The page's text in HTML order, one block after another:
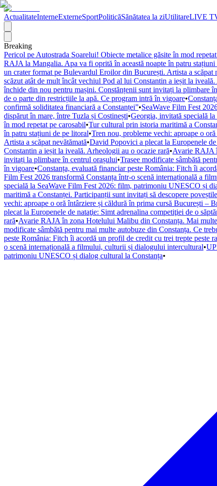
ActualitateInterneExterneSportPoliticăSănătatea la ziUtilitareLIVE
Breaking
Pericol pe Autostrada Soarelui! Obiecte metalice găsite în mod
RAJA la Mangalia. Apa va fi oprită în această noapte în patru stațiuni
un crater format pe Bulevardul Eroilor din București. Artista a scăpat
scăzut atât de mult încât vechiul Pod al lui Constantin a ieșit la
închide din nou pentru mașini. Constănțenii sunt invitați la plimbare
de o parte din restricțiile la apă. Ce program intră în vigoare•
confirmă soliditatea financiară a Constanței”•SeaWave Film Fest
dispărut în mare, între Tuzla și Costinești•Georgia, invitată specială
în mod repetat pe carosabil•Tur cultural prin istoria maritimă a
în patru stațiuni de pe litoral•Tren nou, probleme vechi: aproape o
Artista a scăpat nevătămată•David Popovici a plecat la Europenele
Constantin a ieșit la iveală. Arheologii au o ocazie rară•Avarie RAJA
invitați la plimbare în centrul orașului•Trasee modificate sâmbătă
în vigoare•Constanța, evaluată financiar peste România: Fitch îi
Film Fest 2026 transformă Constanța într-o scenă internațională a
specială la SeaWave Film Fest 2026: film, patrimoniu UNESCO și
maritimă a Constanței. Participanții sunt invitați să descopere
vechi: aproape o oră întârziere și căldură în prima cursă București –
plecat la Europenele de nataţie: Simt adrenalina competiţiei de o
rară•Avarie RAJA în zona Hotelului Malibu din Constanța. Mai
modificate sâmbătă pentru mai multe autobuze din Constanța. Ce
peste România: Fitch îi acordă un profil de credit cu trei trepte
o scenă internațională a filmului, culturii și dialogului intercultural•
patrimoniu UNESCO și dialog cultural la Constanța•